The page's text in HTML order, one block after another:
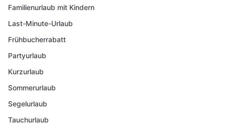
Familienurlaub mit Kindern
Last-Minute-Urlaub
Frühbucherrabatt
Partyurlaub
Kurzurlaub
Sommerurlaub
Segelurlaub
Tauchurlaub